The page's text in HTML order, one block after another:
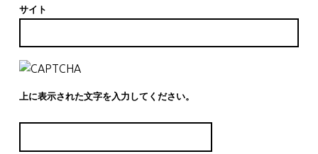
サイト
上に表示された文字を入力してください。